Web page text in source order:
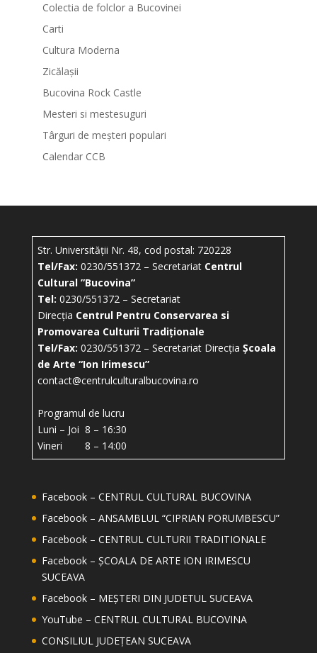
Colectia de folclor a Bucovinei
Carti
Cultura Moderna
Zicălașii
Bucovina Rock Castle
Mesteri si mestesuguri
Târguri de meșteri populari
Calendar CCB
Str. Universității Nr. 48, cod postal: 720228
Tel/Fax: 0230/551372 – Secretariat Centrul
Cultural ”Bucovina”
Tel: 0230/551372 – Secretariat
Direcția Centrul Pentru Conservarea si
Promovarea Culturii Tradiționale
Tel/Fax: 0230/551372 – Secretariat Direcția Școala
de Arte “Ion Irimescu”
contact@centrulculturalbucovina.ro
Programul de lucru
Luni – Joi 8 – 16:30
Vineri 8 – 14:00
Facebook – CENTRUL CULTURAL BUCOVINA
Facebook – ANSAMBLUL “CIPRIAN PORUMBESCU”
Facebook – CENTRUL CULTURII TRADITIONALE
Facebook – ȘCOALA DE ARTE ION IRIMESCU
SUCEAVA
Facebook – MEȘTERI DIN JUDETUL SUCEAVA
YouTube – CENTRUL CULTURAL BUCOVINA
CONSILIUL JUDEȚEAN SUCEAVA